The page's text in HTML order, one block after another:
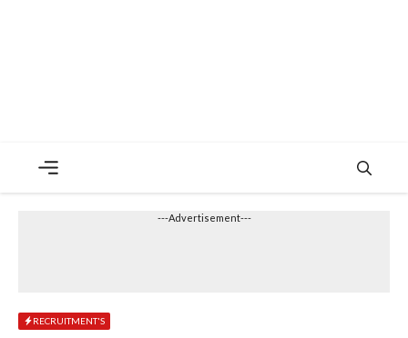
---Advertisement---
RECRUITMENT'S